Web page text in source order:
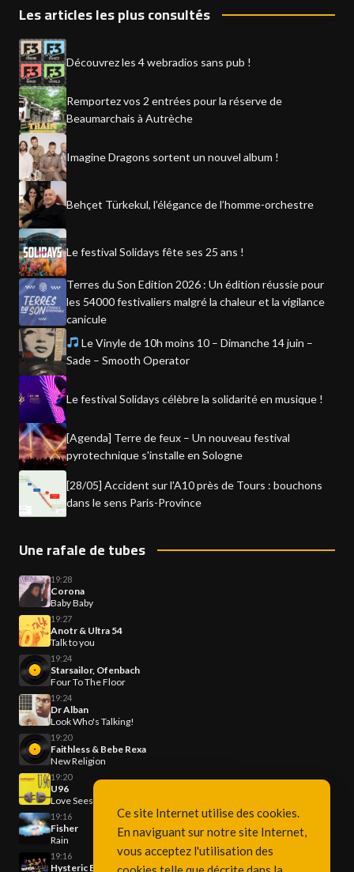
Les articles les plus consultés
Découvrez les 4 webradios sans pub !
Remportez vos 2 entrées pour la réserve de
Beaumarchais à Autrèche
Imagine Dragons sortent un nouvel album !
Behçet Türkekul, l’élégance de l’homme-orchestre
Le festival Solidays fête ses 25 ans !
Terres du Son Edition 2026 : Un édition réussie pour
les 54000 festivaliers malgré la chaleur et la vigilance
canicule
Le Vinyle de 10h moins 10 – Dimanche 14 juin –
Sade – Smooth Operator
Le festival Solidays célèbre la solidarité en musique !
[Agenda] Terre de feux – Un nouveau festival
pyrotechnique s'installe en Sologne
[28/05] Accident sur l'A10 près de Tours : bouchons
dans le sens Paris-Province
Une rafale de tubes
19:28
Corona
Baby Baby
19:27
Anotr & Ultra 54
Talk to you
19:24
Starsailor, Ofenbach
Four To The Floor
19:24
Dr Alban
Look Who's Talking!
19:20
Faithless & Bebe Rexa
New Religion
19:20
U96
Love Sees No Colour
19:16
Fisher
Rain
19:16
Hysteric Ego
Ce site Internet utilise des cookies.
En naviguant sur notre site Internet,
vous acceptez l'utilisation des